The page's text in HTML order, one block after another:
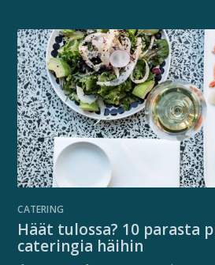
CATERING
Häät tulossa? 10 parasta
cateringia häihin